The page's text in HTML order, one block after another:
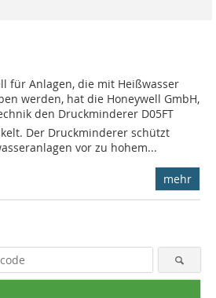
für Anlagen, die mit Heißwasser
werden, hat die Honeywell GmbH,
den Druckminderer D05FT
Der Druckminderer schützt
vor zu hohem...
mehr